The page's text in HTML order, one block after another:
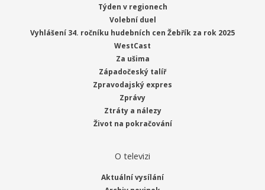
Týden v regionech
Volební duel
Vyhlášení 34. ročníku hudebních cen Žebřík za rok 2025
WestCast
Za ušima
Západočeský talíř
Zpravodajský expres
Zprávy
Ztráty a nálezy
Život na pokračování
O televizi
Aktuální vysílání